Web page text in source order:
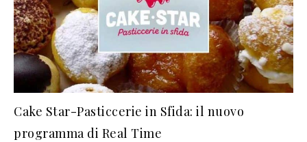
Cake Star-Pasticcerie in Sfida: il nuovo
programma di Real Time